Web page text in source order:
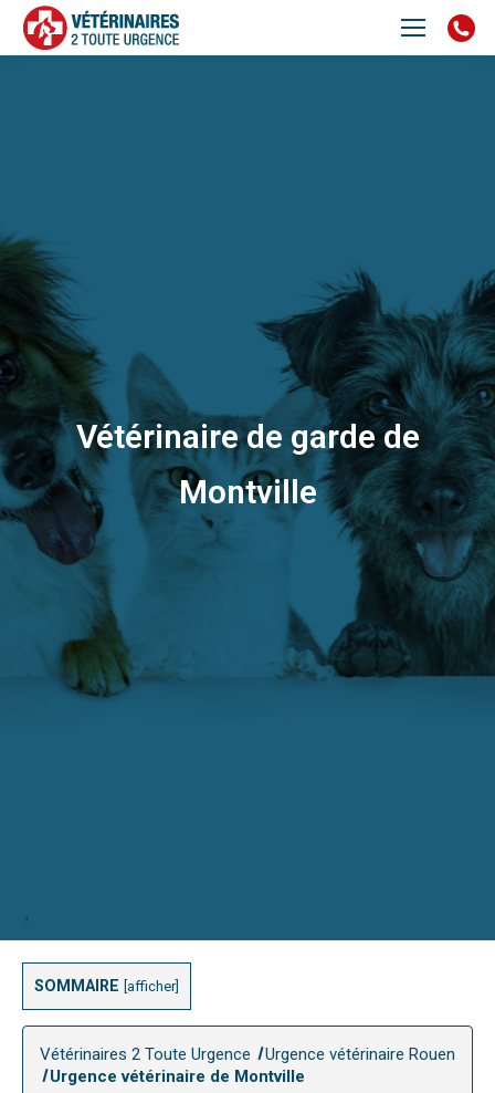
SOMMAIRE afficher
Vétérinaire de garde de
Montville
Vétérinaires 2 Toute Urgence
Urgence vétérinaire Rouen
Urgence vétérinaire de Montville